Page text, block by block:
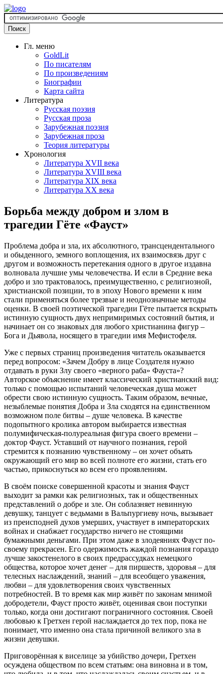
Гл. меню
GoldLit
По писателям
По произведениям
Биографии
Карта сайта
Литература
Русская поэзия
Русская проза
Зарубежная поэзия
Зарубежная проза
Теория литературы
Хронология
Литература XVII века
Литература XVIII века
Литература XIX века
Литература XX века
Борьба между добром и злом в
трагедии Гёте «Фауст»
Проблема добра и зла, их абсолютного, трансцендентального
и обыденного, земного воплощения, их взаимосвязь друг с
другом и возможность перетекания одного в другое издавна
волновала лучшие умы человечества. И если в Средние века
добро и зло трактовалось, преимущественно, с религиозной,
христианской позиции, то в эпоху Нового времени к ним
стали применяться более трезвые и неоднозначные методы
оценки. В своей поэтической трагедии Гёте пытается вскрыть
истинную сущность двух непримиримых состояний бытия, и
начинает он со знаковых для любого христианина фигур –
Бога и Дьявола, носящего в трагедии имя Мефистофеля.
Уже с первых страниц произведения читатель оказывается
перед вопросом: «Зачем Добру в лице Создателя нужно
отдавать в руки Злу своего «верного раба» Фауста»?
Авторское объяснение имеет классический христианский вид:
только с помощью испытаний человеческая душа может
обрести свою истинную сущность. Таким образом, вечные,
незыблемые понятия Добра и Зла сходятся на единственном
возможном поле битвы – душе человека. В качестве
подопытного кролика автором выбирается известная
полумифическая-полуреальная фигура своего времени –
доктор Фауст. Уставший от научного познания, герой
стремится к познанию чувственному – он хочет объять
окружающий его мир во всей полноте его жизни, стать его
частью, прикоснуться ко всем его проявлениям.
В своём поиске совершенной красоты и знания Фауст
выходит за рамки как религиозных, так и общественных
представлений о добре и зле. Он соблазняет невинную
девушку, танцует с ведьмами в Вальпургиеву ночь, вызывает
из преисподней духов умерших, участвует в императорских
войнах и снабжает государство ничего не стоящими
бумажными деньгами. При этом даже в злодеяниях Фауст по-
своему прекрасен. Его одержимость жаждой познания гораздо
лучше закостенелого в своих предрассудках немецкого
общества, которое хочет денег – для пиршеств, здоровья – для
телесных наслаждений, знаний – для всеобщего уважения,
любви – для удовлетворения своих чувственных
потребностей. В то время как мир живёт по законам мнимой
добродетели, Фауст просто живёт, оценивая свои поступки
только, когда они достигают пограничного состояния. Своей
любовью к Гретхен герой наслаждается до тех пор, пока не
понимает, что именно она стала причиной великого зла в
жизни девушки.
Приговорённая к виселице за убийство дочери, Гретхен
осуждена обществом по всем статьям: она виновна и в том,